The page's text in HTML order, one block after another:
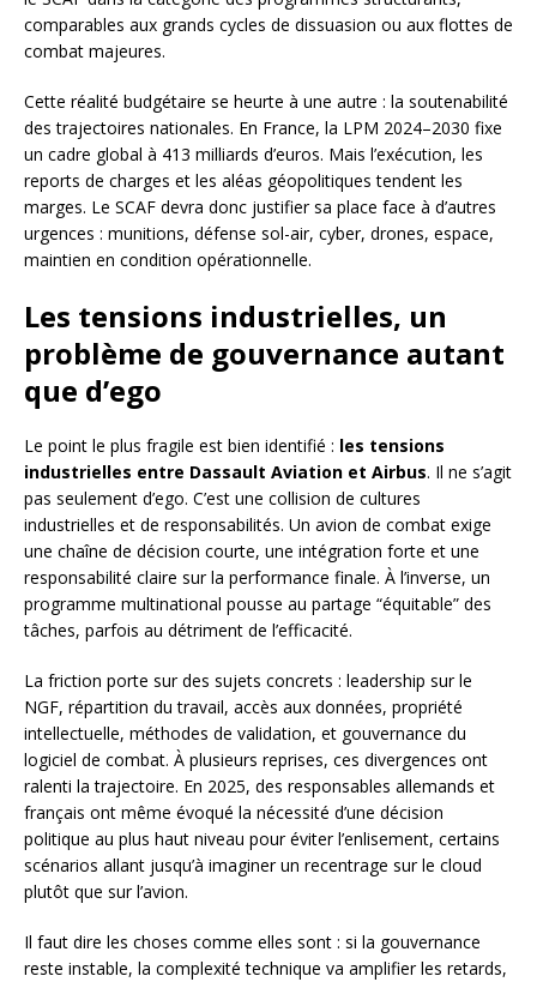
comparables aux grands cycles de dissuasion ou aux flottes de
combat majeures.
Cette réalité budgétaire se heurte à une autre : la soutenabilité
des trajectoires nationales. En France, la LPM 2024–2030 fixe
un cadre global à 413 milliards d’euros. Mais l’exécution, les
reports de charges et les aléas géopolitiques tendent les
marges. Le SCAF devra donc justifier sa place face à d’autres
urgences : munitions, défense sol-air, cyber, drones, espace,
maintien en condition opérationnelle.
Les tensions industrielles, un
problème de gouvernance autant
que d’ego
Le point le plus fragile est bien identifié : les tensions
industrielles entre Dassault Aviation et Airbus. Il ne s’agit
pas seulement d’ego. C’est une collision de cultures
industrielles et de responsabilités. Un avion de combat exige
une chaîne de décision courte, une intégration forte et une
responsabilité claire sur la performance finale. À l’inverse, un
programme multinational pousse au partage “équitable” des
tâches, parfois au détriment de l’efficacité.
La friction porte sur des sujets concrets : leadership sur le
NGF, répartition du travail, accès aux données, propriété
intellectuelle, méthodes de validation, et gouvernance du
logiciel de combat. À plusieurs reprises, ces divergences ont
ralenti la trajectoire. En 2025, des responsables allemands et
français ont même évoqué la nécessité d’une décision
politique au plus haut niveau pour éviter l’enlisement, certains
scénarios allant jusqu’à imaginer un recentrage sur le cloud
plutôt que sur l’avion.
Il faut dire les choses comme elles sont : si la gouvernance
reste instable, la complexité technique va amplifier les retards,